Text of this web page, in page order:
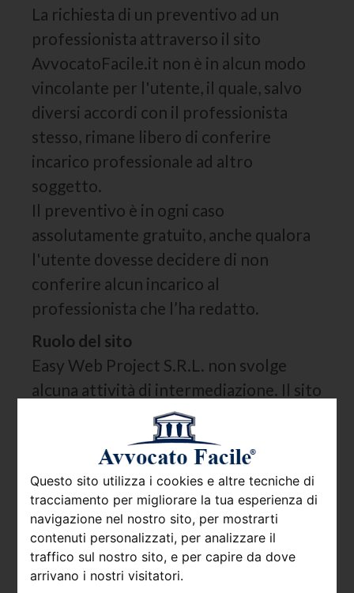
Questo sito utilizza i cookies e altre tecniche di
tracciamento per migliorare la tua esperienza di
navigazione nel nostro sito, per mostrarti
contenuti personalizzati, per analizzare il
traffico sul nostro sito, e per capire da dove
arrivano i nostri visitatori.
La richiesta di un preventivo ad un
professionista attraverso il sito
AvvocatoFacile.it non è in alcun modo
vincolante per l'utente, il quale, salvo
diversi accordi con il professionista
stesso, rimane libero di conferire
incarico professionale ad altro
soggetto.
Il preventivo è in ogni caso
assolutamente gratuito, anche qualora
l'utente dovesse decidere di non
conferire alcun incarico al
professionista che l’ha redatto.
Ruolo del sito
Easy Web Project S.R.L. non svolge
alcuna attività di intermediazione. Il sito
AvvocatoFacile.it offre infatti ai propri
utenti la semplice possibilità di
richiedere ai professionisti informazioni
e preventivi personalizzati e di
ottenere contatti diretti con i
professionisti medesimi. Easy Web
Project S.R.L. non ricopre, pertanto,
alcun ruolo nell'interazione che si